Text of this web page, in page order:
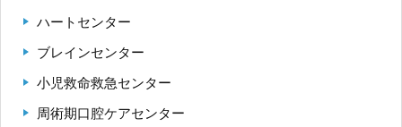
ハートセンター
ブレインセンター
小児救命救急センター
周術期口腔ケアセンター